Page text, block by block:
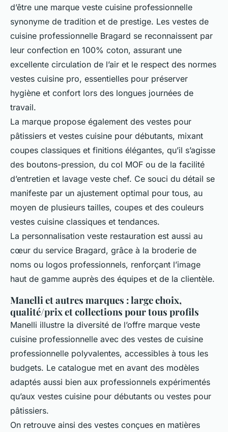
d’être une marque veste cuisine professionnelle
synonyme de tradition et de prestige. Les vestes de
cuisine professionnelle Bragard se reconnaissent par
leur confection en 100% coton, assurant une
excellente circulation de l’air et le respect des normes
vestes cuisine pro, essentielles pour préserver
hygiène et confort lors des longues journées de
travail.
La marque propose également des vestes pour
pâtissiers et vestes cuisine pour débutants, mixant
coupes classiques et finitions élégantes, qu’il s’agisse
des boutons-pression, du col MOF ou de la facilité
d’entretien et lavage veste chef. Ce souci du détail se
manifeste par un ajustement optimal pour tous, au
moyen de plusieurs tailles, coupes et des couleurs
vestes cuisine classiques et tendances.
La personnalisation veste restauration est aussi au
cœur du service Bragard, grâce à la broderie de
noms ou logos professionnels, renforçant l’image
haut de gamme auprès des équipes et de la clientèle.
Manelli et autres marques : large choix,
qualité/prix et collections pour tous profils
Manelli illustre la diversité de l’offre marque veste
cuisine professionnelle avec des vestes de cuisine
professionnelle polyvalentes, accessibles à tous les
budgets. Le catalogue met en avant des modèles
adaptés aussi bien aux professionnels expérimentés
qu’aux vestes cuisine pour débutants ou vestes pour
pâtissiers.
On retrouve ainsi des vestes conçues en matières